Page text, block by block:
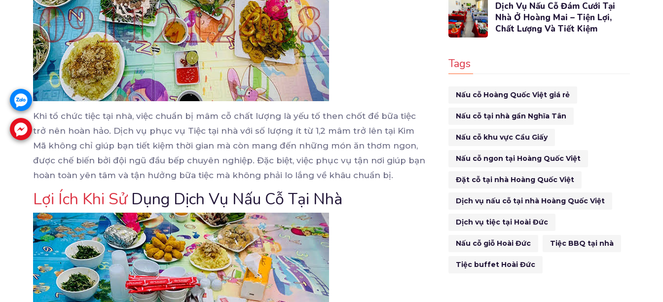
Khi tổ chức tiệc tại nhà, việc chuẩn bị mâm cỗ chất lượng là yếu tố then chốt để bữa tiệc
trở nên hoàn hảo. Dịch vụ phục vụ Tiệc tại nhà với số lượng ít từ 1,2 mâm trở lên tại Kim
Mã không chỉ giúp bạn tiết kiệm thời gian mà còn mang đến những món ăn thơm ngon,
được chế biến bởi đội ngũ đầu bếp chuyên nghiệp. Đặc biệt, việc phục vụ tận nơi giúp bạn
hoàn toàn yên tâm và tận hưởng bữa tiệc mà không phải lo lắng về khâu chuẩn bị.
Lợi Ích Khi SửDụng Dịch Vụ Nấu Cỗ Tại Nhà
Dịch Vụ Nấu Cỗ Đám Cưới Tại
Nhà Ở Hoàng Mai – Tiện Lợi,
Chất Lượng Và Tiết Kiệm
Tags
Nấu cỗ Hoàng Quốc Việt giá rẻ
Nấu cỗ tại nhà gần Nghĩa Tân
Nấu cỗ khu vực Cầu Giấy
Nấu cỗ ngon tại Hoàng Quốc Việt
Đặt cỗ tại nhà Hoàng Quốc Việt
Dịch vụ nấu cỗ tại nhà Hoàng Quốc Việt
Dịch vụ tiệc tại Hoài Đức
Nấu cỗ giỗ Hoài Đức Tiệc BBQ tại nhà
Tiệc buffet Hoài Đức